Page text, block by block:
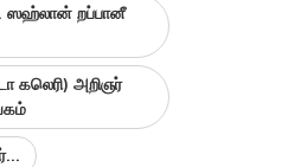
ஸஹ்லான் றப்பானீ
கலெரி) அறிஞர்